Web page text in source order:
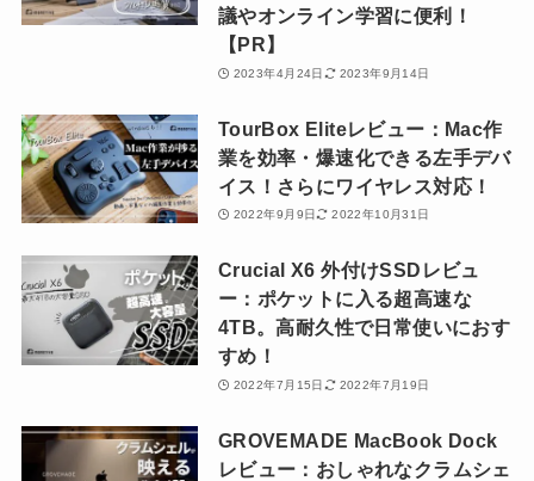
議やオンライン学習に便利！
【PR】
2023年4月24日 2023年9月14日
TourBox Eliteレビュー：Mac作
業を効率・爆速化できる左手デバ
イス！さらにワイヤレス対応！
2022年9月9日 2022年10月31日
Crucial X6 外付けSSDレビュ
ー：ポケットに入る超高速な
4TB。高耐久性で日常使いにおす
すめ！
2022年7月15日 2022年7月19日
GROVEMADE MacBook Dock
レビュー：おしゃれなクラムシェ